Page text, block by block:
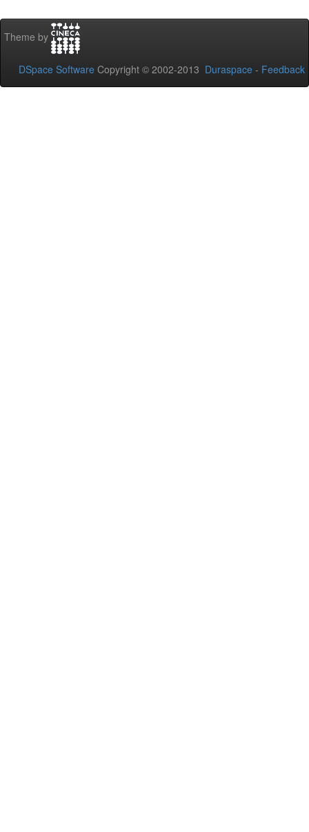
Theme by
DSpace Software Copyright © 2002-2013 Duraspace - Feedback